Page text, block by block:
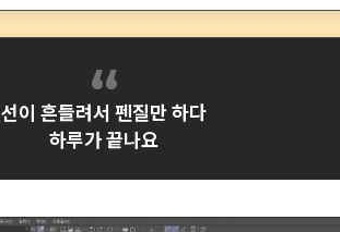
선이 흔들려서 펜질만 하다
하루가 끝나요